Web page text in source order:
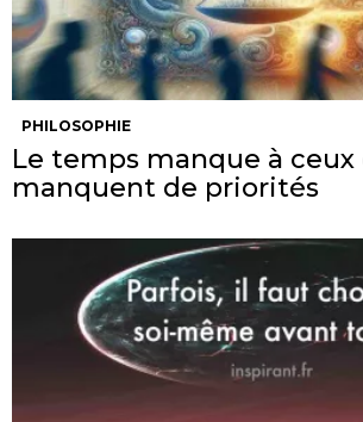
PHILOSOPHIE
Le temps manque à ceux
manquent de priorités